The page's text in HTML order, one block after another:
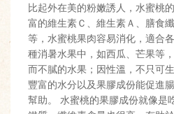
比起外在美的粉嫩誘人，水蜜桃
富的維生素Ｃ、維生素Ａ、膳
等，水蜜桃果肉容易消化，適合
種消暑水果中，如西瓜、芒果等
而不膩的水果；因性溫，不只可
豐富的水分以及果膠成份能促進
幫助。 水蜜桃的果膠成份就像是